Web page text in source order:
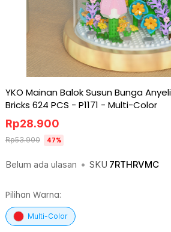
YKO Mainan Balok Susun Bunga
Bricks 624 PCS - P1171 - Multi-Color
Belum ada ulasan • SKU 7RTHRVMC
Rp28.900
Rp53.900 47%
Pilihan Warna:
Multi-Color